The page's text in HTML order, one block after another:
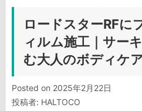
ロードスターRFに
ィルム施工｜サー
む大人のボディケ
Posted on 2025年2月22日
投稿者: HALTOCO